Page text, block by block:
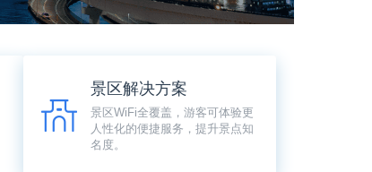
景区解决方案
景区WiFi全覆盖，游客可体验更
人性化的便捷服务，提升景点知
名度。